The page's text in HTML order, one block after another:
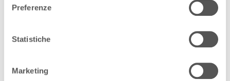
Preferenze
Statistiche
Marketing
Ma non solo. Questo, prosegue l’articolo scientifico,
trapiantodi Hspc”.
Perché, come specifica la genetista Palazon, “eliminerebbe il
e le complicazioni che si verificano dopo averlo ricevuto,